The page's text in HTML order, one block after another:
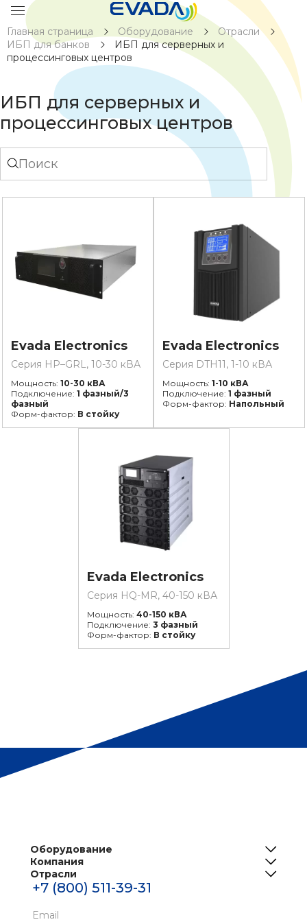
Главная страница Оборудование
Отрасли
ИБП для банков
ИБП для серверных и
процессинговых центров
ИБП для серверных и
процессинговых центров
Evada Electronics
Серия HP–GRL, 10-30 кВА
Мощность: 10-30 кВА
Подключение: 1 фазный/3
фазный
Форм-фактор: В стойку
Evada Electronics
Серия DTH11, 1-10 кВА
Мощность: 1-10 кВА
Подключение: 1 фазный
Форм-фактор: Напольный
Evada Electronics
Серия HQ-MR, 40-150 кВА
Мощность: 40-150 кВА
Подключение: 3 фазный
Форм-фактор: В стойку
Оборудование
ИБП
Решения для телеком
Компания
О нас
Реализованные проекты
Новости
Отрасли
Центры обработки данных
Банки
+7 (800) 511-39-31
Email